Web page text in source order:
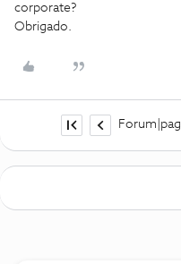
corporate?
Obrigado.